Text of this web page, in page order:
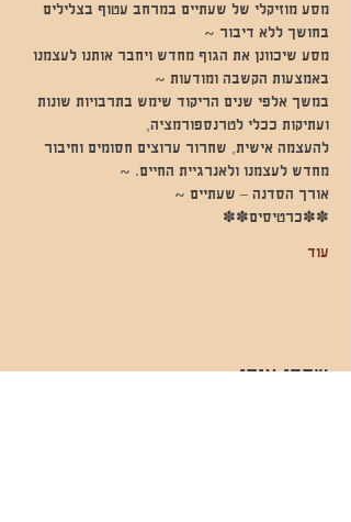
מסע מוזיקלי של שעתיים במרחב עטוף בצלילים
בחושך ללא דיבור ~
מסע שיכוונן את הגוף מחדש ויחבר אותנו לעצמנו
באמצעות הקשבה ומודעות ~
במשך אלפי שנים הריקוד שימש בתרבויות שונות
ועתיקות ככלי לטרנספורמציה,
להעצמה אישית, שחרור ערוצים חסומים וחיבור
מחדש לעצמנו ולאנרגיית החיים. ~
אורך הסדנה – שעתיים ~
✽✽כרטיסים✽✽
עוד
שתפו אותי